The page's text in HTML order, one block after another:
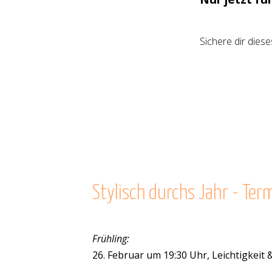
Sichere dir
Stylisch durchs Jahr -
Frühling:
26. Februar um 19:30 Uhr,